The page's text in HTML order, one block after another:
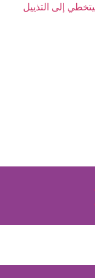
تخطي إلى التذييل